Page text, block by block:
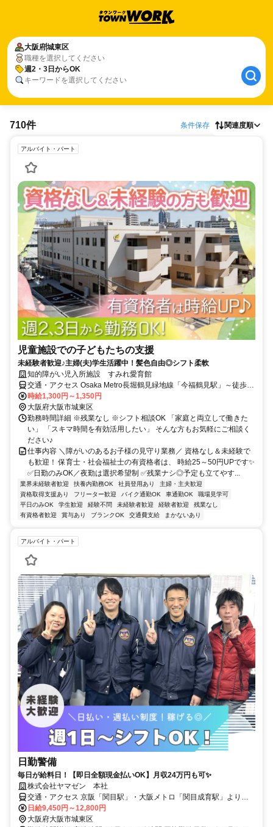
大阪府城東区
職種を選択してください
週2・3日からOK
キーワードを選択してください
710件 条件保存 関連度順
アルバイト・パート
児童施設での子どもたちの支援
未経験者歓迎♪主婦(夫)学生活躍中！髪色自由◎シフト柔軟
知的障がい児入所施設 すみれ愛育館
交通・アクセス Osaka Metro長堀鶴見緑地線「今福鶴見駅」～徒歩10
分・「蒲生四丁目駅」～徒歩20分／京阪本線「関目駅」～徒歩20分
時給1,300円～1,350円
大阪府大阪市城東区
勤務時間詳細 ※残業なし ※シフト相談OK 「家庭と両立して働きた
い」 「スキマ時間を有効活用したい」 そんな方もお気軽にご相談く
ださい♪
仕事内容 ＼障がいのあるお子様の見守り業務／ 資格なし＆未経験で
も歓迎！ 保育士・社会福祉士の有資格者は、 時給25～50円UPです✨
✅日勤のみOK／夜勤は選択希望制 ✅残業ナシ◎予定も立てやす...
業界未経験者歓迎 扶養内勤務OK 社員登用あり
主婦・主夫歓迎
資格取得支援あり
フリーター歓迎 バイク通勤OK 車通勤OK
職場見学可
平日のみOK
学生歓迎 経験不問 未経験者歓迎 経験者歓迎
残業なし
有資格者歓迎
賞与あり ブランクOK 交通費支給 まかないあり
アルバイト・パート
日勤警備
毎日が給料日！【即日全額現金払いOK】月収24万円も可✨
株式会社ヤマゼン 本社
交通・アクセス 京阪「関目駅」・大阪メトロ「関目成育駅」より徒
歩3分
日給9,450円～12,800円
大阪府大阪市城東区